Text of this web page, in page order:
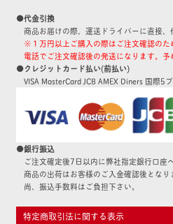
●代金引換
商品お届けの際、運送ドライバーに直接、
※１万円以上ご購入の際はご注文確認の
電話でご注文確認後の発送になります。予
●クレジットカード払い(前払い)
VISA MasterCard JCB AMEX Diners 国際5
●銀行振込
ご注文確定後7日以内に弊社指定銀行口座
商品の出荷はお客様のご入金確認後となり
尚、振込手数料はご負担下さい。
特定商取引法に関する表示